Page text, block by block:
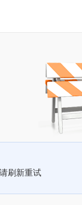
刷新重试